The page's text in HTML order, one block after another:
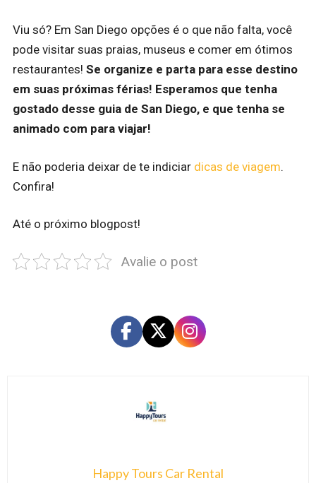
Viu só? Em San Diego opções é o que não falta, você
pode visitar suas praias, museus e comer em ótimos
restaurantes! Se organize e parta para esse destino
em suas próximas férias! Esperamos que tenha
gostado desse guia de San Diego, e que tenha se
animado com para viajar!
E não poderia deixar de te indiciar dicas de viagem.
Confira!
Até o próximo blogpost!
Avalie o post
Happy Tours Car Rental